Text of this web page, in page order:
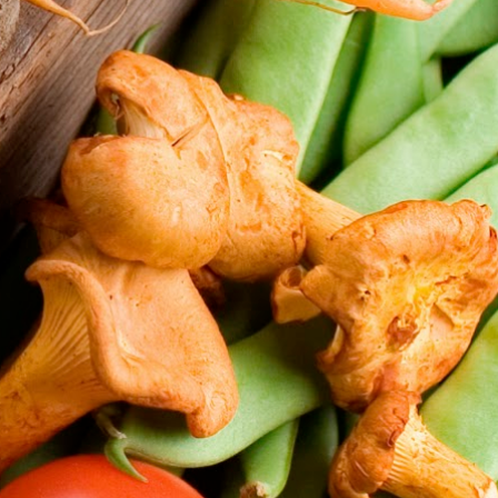
20mn. 4/ Mélanger la crème et le citron avec
la moutarde dans un petit bol. Saler et faire
chauffer au micro-onde pendant 30 seconde
à 750 W. 5/ Disposer les pommes de terre
dans les assiettes et couper la saucisse de
morteau en rondelles. 6/ Servir chaud. Bon
appétit !